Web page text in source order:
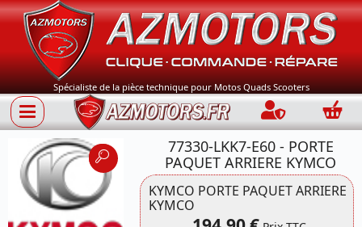
Spécialiste de la pièce technique pour Motos Quads Scooters
Connection
Référence 77330-
77330-LKK7-E60 - PORTE
PAQUET ARRIERE KYMCO
KYMCO PORTE PAQUET ARRIERE
KYMCO